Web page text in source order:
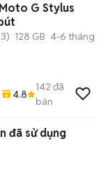
G Stylus
128 GB 4-6 tháng
4.8
142 đã
bán
đã sử dụng